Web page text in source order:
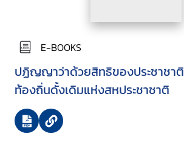
E-BOOKS
ปฏิญญาว่าด้วยสิทธิของประชาชาติ
ท้องถิ่นดั้งเดิมแห่งสหประชาชาติ